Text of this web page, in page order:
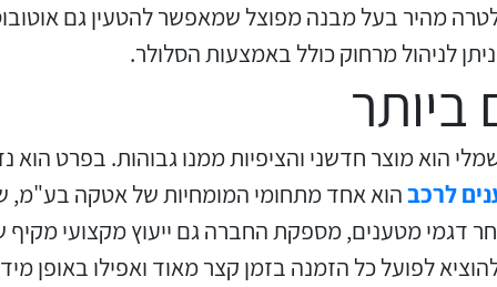
בוררים ומפסקי פקט
ציוד לבקרת ומדידת כופל הספק
מערכות ראייה VISION (צבעוני)
לייזר
אינקודרים אינקרימנטליים
ואבסולוטיים
קופסאות מתכת ונרוסטה
מפסקי גבול מיניאטוריים
אולטרה מהיר בעל מבנה מפוצל שמאפשר להטעין גם
לניהול מרחוק כולל באמצעות הסלולר.
הוא מוצר חדשני והציפיות ממנו גבוהות. בפרט
לרכב
דגמי מטענים, מספקת החברה גם ייעוץ מקצועי
לפועל כל הזמנה בזמן קצר מאוד ואפילו באופן